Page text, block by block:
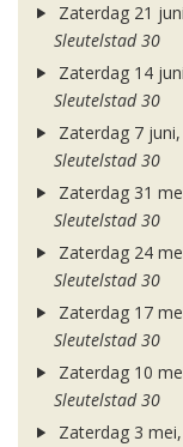
Zaterdag 21
Sleutelstad 30
Zaterdag 14
Sleutelstad 30
Zaterdag 7
Sleutelstad 30
Zaterdag 31
Sleutelstad 30
Zaterdag 24
Sleutelstad 30
Zaterdag 17
Sleutelstad 30
Zaterdag 10
Sleutelstad 30
Zaterdag 3